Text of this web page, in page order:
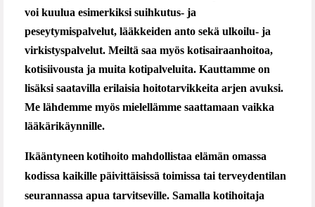
voi kuulua esimerkiksi suihkutus- ja
peseytymispalvelut, lääkkeiden anto sekä ulkoilu- ja
virkistyspalvelut. Meiltä saa myös kotisairaanhoitoa,
kotisiivousta ja muita kotipalveluita. Kauttamme on
lisäksi saatavilla erilaisia hoitotarvikkeita arjen avuksi.
Me lähdemme myös mielellämme saattamaan vaikka
lääkärikäynnille.
Ikääntyneen kotihoito mahdollistaa elämän omassa
kodissa kaikille päivittäisissä toimissa tai terveydentilan
seurannassa apua tarvitseville. Samalla kotihoitaja